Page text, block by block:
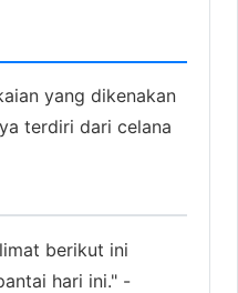
yang dikenakan
terdiri dari celana
berikut ini
hari ini." -